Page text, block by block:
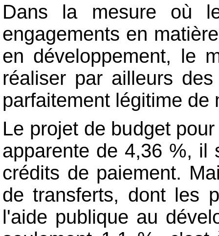
Dans la mesure où
engagements en
en développement, le
réaliser par ailleurs
parfaitement légitime
Le projet de budget
apparente de 4,36 %, il
crédits de paiement.
de transferts, dont les
l'aide publique au